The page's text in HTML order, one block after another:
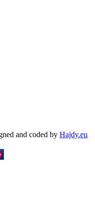
and coded by Hajdy.eu